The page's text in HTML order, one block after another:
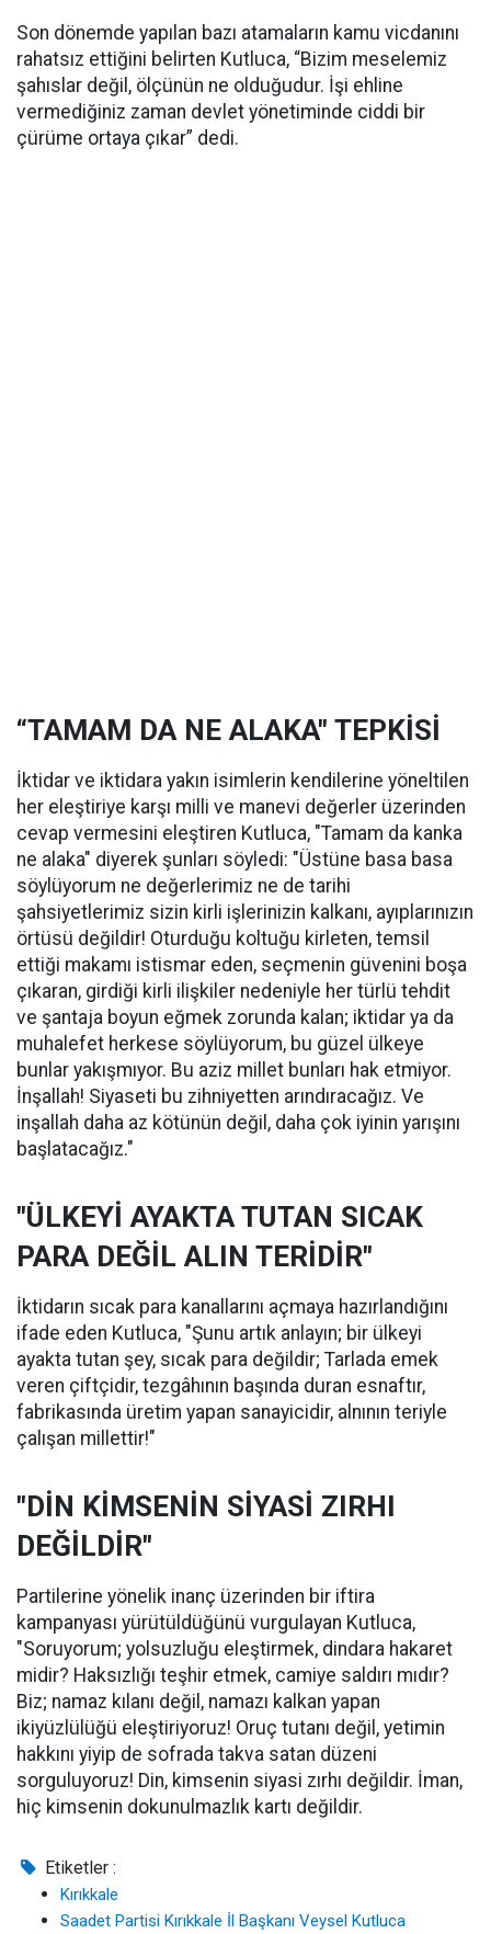
Son dönemde yapılan bazı atamaların kamu vicdanını
rahatsız ettiğini belirten Kutluca, “Bizim meselemiz
şahıslar değil, ölçünün ne olduğudur. İşi ehline
vermediğiniz zaman devlet yönetiminde ciddi bir
çürüme ortaya çıkar” dedi.
“TAMAM DA NE ALAKA" TEPKİSİ
İktidar ve iktidara yakın isimlerin kendilerine yöneltilen
her eleştiriye karşı milli ve manevi değerler üzerinden
cevap vermesini eleştiren Kutluca, "Tamam da kanka
ne alaka" diyerek şunları söyledi: "Üstüne basa basa
söylüyorum ne değerlerimiz ne de tarihi
şahsiyetlerimiz sizin kirli işlerinizin kalkanı, ayıplarınızın
örtüsü değildir! Oturduğu koltuğu kirleten, temsil
ettiği makamı istismar eden, seçmenin güvenini boşa
çıkaran, girdiği kirli ilişkiler nedeniyle her türlü tehdit
ve şantaja boyun eğmek zorunda kalan; iktidar ya da
muhalefet herkese söylüyorum, bu güzel ülkeye
bunlar yakışmıyor. Bu aziz millet bunları hak etmiyor.
İnşallah! Siyaseti bu zihniyetten arındıracağız. Ve
inşallah daha az kötünün değil, daha çok iyinin yarışını
başlatacağız."
"ÜLKEYİ AYAKTA TUTAN SICAK
PARA DEĞİL ALIN TERİDİR"
İktidarın sıcak para kanallarını açmaya hazırlandığını
ifade eden Kutluca, "Şunu artık anlayın; bir ülkeyi
ayakta tutan şey, sıcak para değildir; Tarlada emek
veren çiftçidir, tezgâhının başında duran esnaftır,
fabrikasında üretim yapan sanayicidir, alnının teriyle
çalışan millettir!"
"DİN KİMSENİN SİYASİ ZIRHI
DEĞİLDİR"
Partilerine yönelik inanç üzerinden bir iftira
kampanyası yürütüldüğünü vurgulayan Kutluca,
"Soruyorum; yolsuzluğu eleştirmek, dindara hakaret
midir? Haksızlığı teşhir etmek, camiye saldırı mıdır?
Biz; namaz kılanı değil, namazı kalkan yapan
ikiyüzlülüğü eleştiriyoruz! Oruç tutanı değil, yetimin
hakkını yiyip de sofrada takva satan düzeni
sorguluyoruz! Din, kimsenin siyasi zırhı değildir. İman,
hiç kimsenin dokunulmazlık kartı değildir.
Etiketler :
Kırıkkale
Saadet Partisi Kırıkkale İl Başkanı Veysel Kutluca